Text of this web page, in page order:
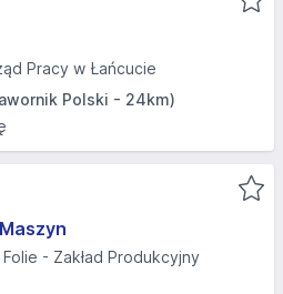
Pracy w Łańcucie
Polski - 24km)
- Zakład Produkcyjny